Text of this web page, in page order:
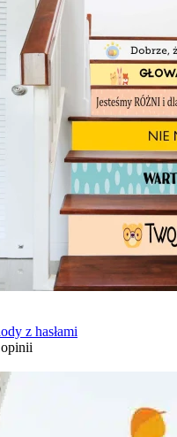
z hasłami